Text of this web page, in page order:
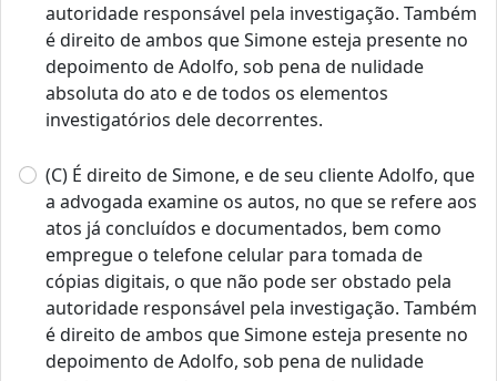
autoridade responsável pela investigação. Também
é direito de ambos que Simone esteja presente no
depoimento de Adolfo, sob pena de nulidade
absoluta do ato e de todos os elementos
investigatórios dele decorrentes.
(C) É direito de Simone, e de seu cliente Adolfo, que
a advogada examine os autos, no que se refere aos
atos já concluídos e documentados, bem como
empregue o telefone celular para tomada de
cópias digitais, o que não pode ser obstado pela
autoridade responsável pela investigação. Também
é direito de ambos que Simone esteja presente no
depoimento de Adolfo, sob pena de nulidade